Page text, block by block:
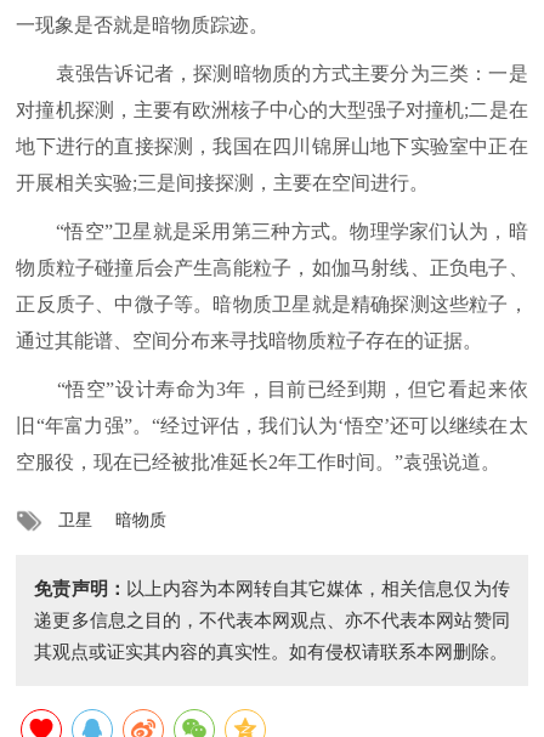
一现象是否就是暗物质踪迹。
袁强告诉记者，探测暗物质的方式主要分为三类：一是
对撞机探测，主要有欧洲核子中心的大型强子对撞机;二是在
地下进行的直接探测，我国在四川锦屏山地下实验室中正在
开展相关实验;三是间接探测，主要在空间进行。
“悟空”卫星就是采用第三种方式。物理学家们认为，暗
物质粒子碰撞后会产生高能粒子，如伽马射线、正负电子、
正反质子、中微子等。暗物质卫星就是精确探测这些粒子，
通过其能谱、空间分布来寻找暗物质粒子存在的证据。
“悟空”设计寿命为3年，目前已经到期，但它看起来依
旧“年富力强”。“经过评估，我们认为‘悟空’还可以继续在太
空服役，现在已经被批准延长2年工作时间。”袁强说道。
卫星 暗物质
免责声明： 以上内容为本网转自其它媒体，相关信息仅为传
递更多信息之目的，不代表本网观点、亦不代表本网站赞同
其观点或证实其内容的真实性。如有侵权请联系本网删除。